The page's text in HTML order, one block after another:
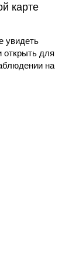
карте
увидеть
открыть для
на